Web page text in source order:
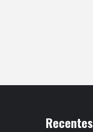
Recentes